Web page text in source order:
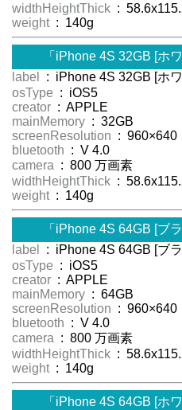
widthHeightThick :
weight : 140g
「iPhone 4S 32GB [ホ
label
: iPhone 4S 32GB [ホ
osType : iOS5
creator : APPLE
mainMemory : 32GB
screenResolution : 960×640
bluetooth : V 4.0
camera : 800 万画素
widthHeightThick :
weight : 140g
「iPhone 4S 64GB [ブ
label
: iPhone 4S 64GB [ブ
osType : iOS5
creator : APPLE
mainMemory : 64GB
screenResolution : 960×640
bluetooth : V 4.0
camera : 800 万画素
widthHeightThick :
weight : 140g
「iPhone 4S 64GB [ホ